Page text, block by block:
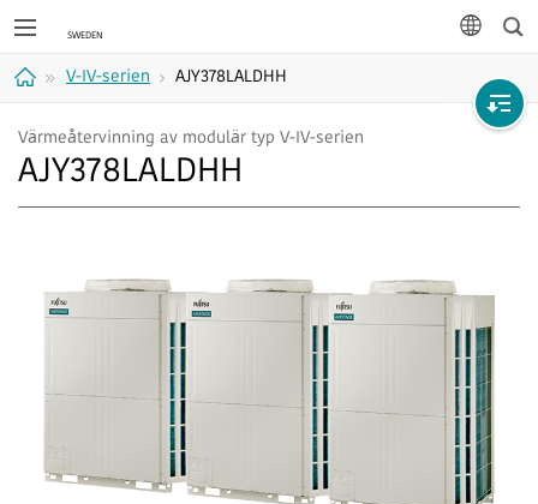
Sök
V-IV-serien AJY378LALDHH
Värmeåtervinning av modulär typ V-IV-serien
AJY378LALDHH